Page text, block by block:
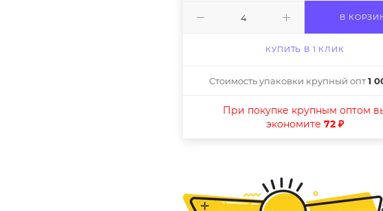
В
КУПИТЬ В 1 КЛИК
Стоимость упаковки крупный опт1
При покупке крупным оптом
экономите 72 ₽